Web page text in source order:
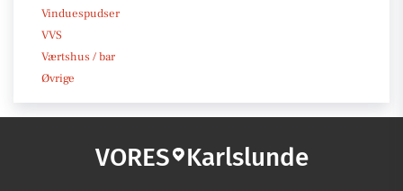
Vinduespudser
VVS
Værtshus / bar
Øvrige
VORES Karlslunde